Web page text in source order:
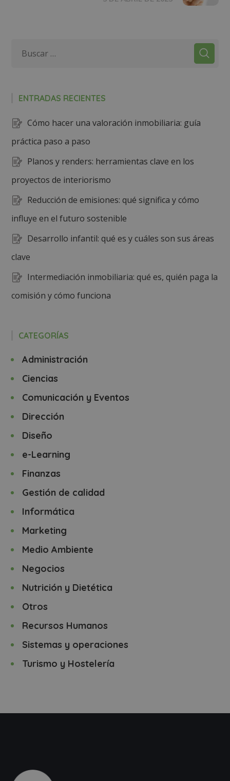
ENTRADAS RECIENTES
Cómo hacer una valoración inmobiliaria: guía
práctica paso a paso
Planos y renders: herramientas clave en los
proyectos de interiorismo
Reducción de emisiones: qué significa y cómo
influye en el futuro sostenible
Desarrollo infantil: qué es y cuáles son sus áreas
clave
Intermediación inmobiliaria: qué es, quién paga la
comisión y cómo funciona
CATEGORÍAS
Administración
Ciencias
Comunicación y Eventos
Dirección
Diseño
e-Learning
Finanzas
Gestión de calidad
Informática
Marketing
Medio Ambiente
Negocios
Nutrición y Dietética
Otros
Recursos Humanos
Sistemas y operaciones
Turismo y Hostelería